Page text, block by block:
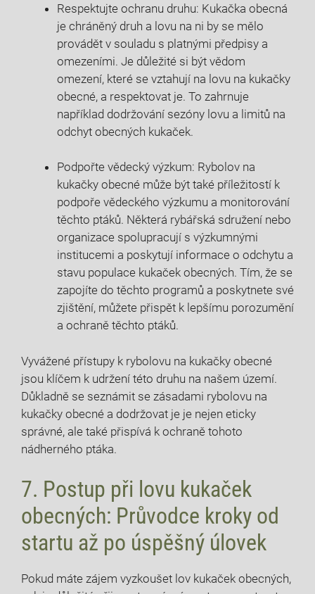
Respektujte ochranu druhu: Kukačka obecná
je chráněný druh a lovu na ni by se ‍mělo
provádět v souladu s platnými předpisy a
omezeními. Je důležité si být vědom
omezení, které⁣ se vztahují na lovu na kukačky
obecné,⁢ a ⁢respektovat‌ je. ⁣To zahrnuje
například dodržování sezóny lovu a limitů na
odchyt obecných ‌kukaček.
Podpořte vědecký výzkum: Rybolov na
kukačky obecné může být také příležitostí k
podpoře vědeckého ⁤výzkumu​ a monitorování
těchto ptáků. Některá rybářská⁤ sdružení nebo
organizace spolupracují s výzkumnými
institucemi a poskytují ⁢informace o odchytu a
stavu ​populace kukaček obecných. Tím, že se
zapojíte do těchto programů​ a poskytnete ‍své
zjištění, můžete přispět k lepšímu porozumění
a‌ ochraně těchto ptáků.
Vyvážené přístupy k rybolovu na kukačky obecné
jsou klíčem k udržení této druhu na našem území.
Důkladně se ‌seznámit⁤ se zásadami rybolovu na‍
kukačky obecné a dodržovat je je nejen eticky
‌správné, ale také přispívá k ochraně tohoto
nádherného ptáka.
7. Postup při lovu kukaček
obecných: Průvodce kroky od
startu až po úspěšný ⁤úlovek
Pokud ‍máte zájem vyzkoušet lov⁢ kukaček obecných,⁣